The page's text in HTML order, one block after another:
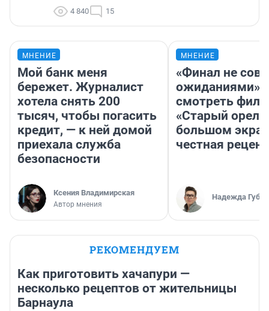
4 840 15
МНЕНИЕ
Мой банк меня
бережет. Журналист
хотела снять 200
тысяч, чтобы погасить
кредит, — к ней домой
приехала служба
безопасности
Ксения Владимирская
Автор мнения
МНЕНИЕ
«Финал не
ожиданиями»:
смотреть
«Старый орел»
большом
честная
Надежда
РЕКОМЕНДУЕМ
Как приготовить хачапури —
несколько рецептов от жительницы
Барнаула